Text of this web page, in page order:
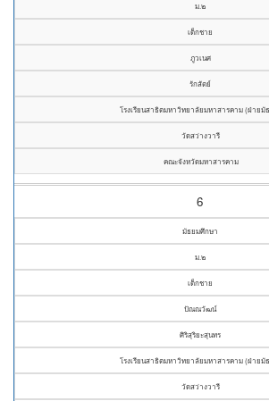
ม.๒
เด็กชาย
ภูวเนศ
รักสัตย์
โรงเรียนสาธิตมหาวิทยาลัยมหาสารคาม (ฝ่ายมั
วัดสว่างวารี
คณะจังหวัดมหาสารคาม
6
มัธยมศึกษา
ม.๒
เด็กชาย
ปัณณวัฒน์
ศิริสุริยะสุนทร
โรงเรียนสาธิตมหาวิทยาลัยมหาสารคาม (ฝ่ายมั
วัดสว่างวารี